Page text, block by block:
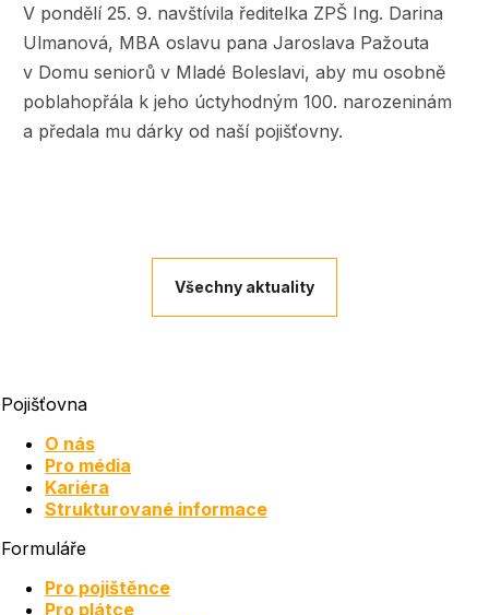
V pondělí 25. 9. navštívila ředitelka ZPŠ Ing. Darina
Ulmanová, MBA oslavu pana Jaroslava Pažouta
v Domu seniorů v Mladé Boleslavi, aby mu osobně
poblahopřála k jeho úctyhodným 100. narozeninám
a předala mu dárky od naší pojišťovny.
Všechny aktuality
Pojišťovna
O nás
Pro média
Kariéra
Strukturované informace
Formuláře
Pro pojištěnce
Pro plátce